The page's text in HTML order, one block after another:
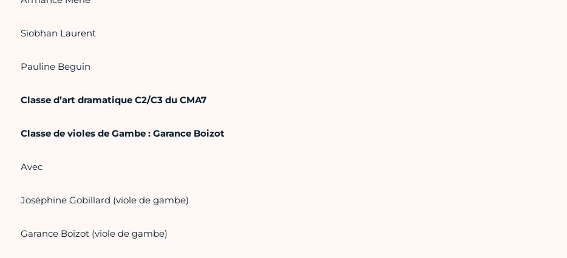
Siobhan Laurent
Pauline Beguin
Classe d’art dramatique C2/C3 du CMA7
Classe de violes de Gambe : Garance Boizot
Avec
Joséphine Gobillard (viole de gambe)
Garance Boizot (viole de gambe)